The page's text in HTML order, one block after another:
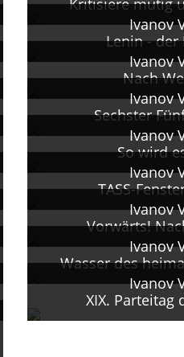
Kritisiere mutig
Ivanov
Lenin - der
Ivanov
Nach
Ivanov
Sechster
Ivanov
So wird
Ivanov
TASS-
Ivanov
Vorwärts!
Ivanov
Wasser des
Ivanov
XIX. Parteitag